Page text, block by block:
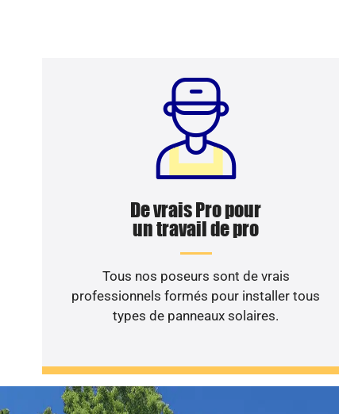
De vrais Pro pour
un travail de pro
Tous nos poseurs sont de vrais
professionnels formés pour installer tous
types de panneaux solaires.